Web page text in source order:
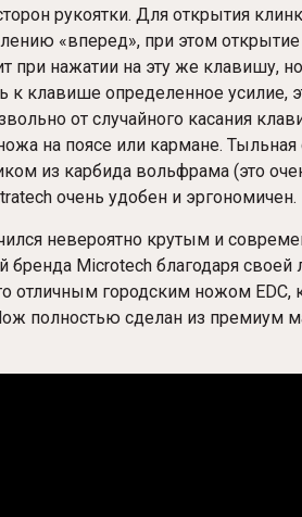
рукоятки. Для открытия
«вперед», при этом
при нажатии на эту же клавишу,
к клавише определенное усилие,
от случайного касания
на поясе или кармане.
из карбида вольфрама (это
очень удобен и эргономичен.
невероятно крутым и
бренда Microtech благодаря своей
отличным городским ножом
полностью сделан из премиум